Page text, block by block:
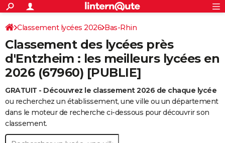
ACTUALITÉS
Politique
Société
Faits Divers
Education
Monde
Villes
+
SPORT
Coupe du monde 2026
Football
Tennis
Cyclisme
Rugby
Forum
CULTURE
Programme TV
TNT
Streaming
Cinéma
Sorties cinéma
Musique
+
FINANCE
Retraite
Impôts
Epargne
Immobilier
Risques naturels par ville
Banque
Assurance
Crédit
AUTO
Essais
Réserver un essai
Citadines
Berlines
SUV
Forum auto
+
HIGH-TECH
BRICOLAGE
S'inscrire
Connexion
Classement lycées 2026 Bas-Rhin
Classement des lycées près
d'Entzheim : les meilleurs lycées en
2026 (67960) [PUBLIE]
GRATUIT - Découvrez le classement 2026 de chaque lycée
ou recherchez un établissement, une ville ou un département
dans le moteur de recherche ci-dessous pour découvrir son
classement.